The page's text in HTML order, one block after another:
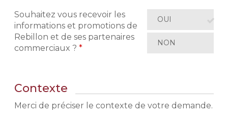
Souhaitez vous recevoir les
informations et promotions de
Rebillon et de ses partenaires
commerciaux ?*
OUI
NON
Contexte
Merci de préciser le contexte de votre demande.